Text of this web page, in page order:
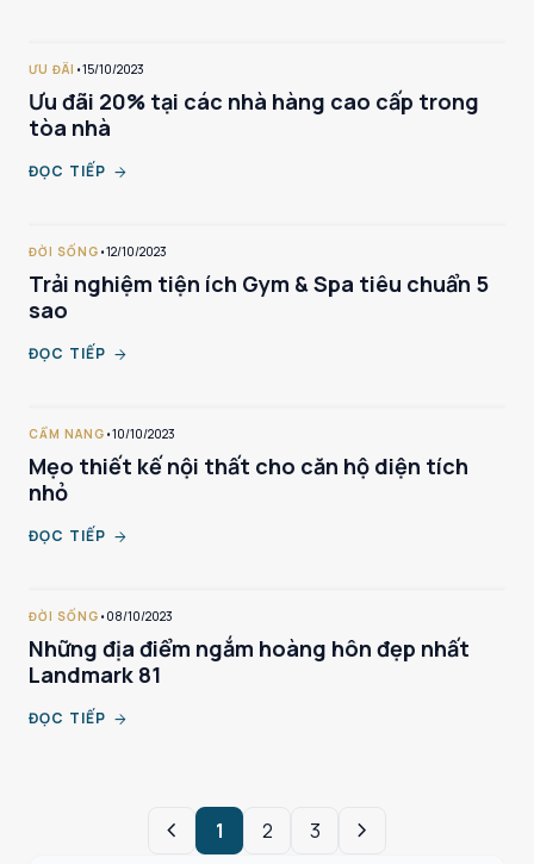
ƯU ĐÃI •15/10/2023
Ưu đãi 20% tại các nhà hàng cao cấp trong
tòa nhà
ĐỌC TIẾP arrow_forward
ĐỜI SỐNG •12/10/2023
Trải nghiệm tiện ích Gym & Spa tiêu chuẩn 5
sao
ĐỌC TIẾP arrow_forward
CẨM NANG •10/10/2023
Mẹo thiết kế nội thất cho căn hộ diện tích
nhỏ
ĐỌC TIẾP arrow_forward
ĐỜI SỐNG •08/10/2023
Những địa điểm ngắm hoàng hôn đẹp nhất
Landmark 81
ĐỌC TIẾP arrow_forward
chevron_left 1 2 3 chevron_right